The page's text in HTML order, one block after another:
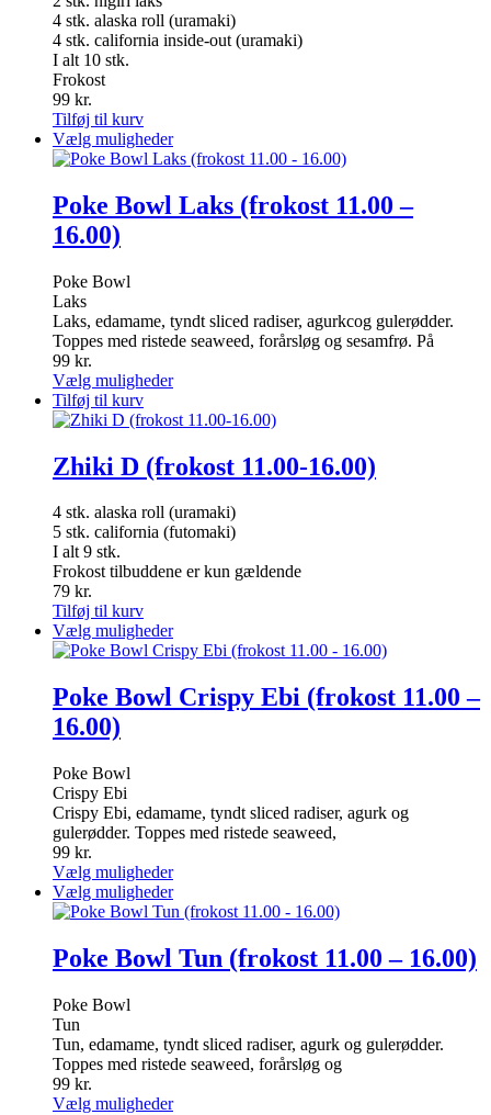
4 stk. alaska roll (uramaki)
4 stk. california inside-out (uramaki)
I alt 10 stk.
Frokost
99 kr.
Tilføj til kurv
Vælg mulighederDette
vare
flere
varianter.
varesiden
Poke Bowl Laks (frokost 11.00 –
16.00)
Poke Bowl
Laks
Laks, edamame, tyndt sliced radiser, agurkcog gulerødder.
Toppes med ristede seaweed, forårsløg og sesamfrø. På
99 kr.
Vælg mulighederDette
har
varianter.
Mulighederne
vælges
på
Tilføj til kurv
Zhiki D (frokost 11.00-16.00)
4 stk. alaska roll (uramaki)
5 stk. california (futomaki)
I alt 9 stk.
Frokost tilbuddene er kun gældende
79 kr.
Tilføj til kurv
Vælg mulighederDette
vare
flere
varianter.
varesiden
Poke Bowl Crispy Ebi (frokost 11.00 –
16.00)
Poke Bowl
Crispy Ebi
Crispy Ebi, edamame, tyndt sliced radiser, agurk og
gulerødder. Toppes med ristede seaweed,
99 kr.
Vælg mulighederDette
vare
har
varianter.
Mulighederne
varesiden
Vælg mulighederDette
vare
flere
varianter.
på
varesiden
Poke Bowl Tun (frokost 11.00 – 16.00)
Poke Bowl
Tun
Tun, edamame, tyndt sliced radiser, agurk og gulerødder.
Toppes med ristede seaweed, forårsløg og
99 kr.
Vælg mulighederDette